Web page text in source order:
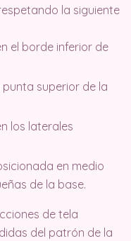
la siguiente
el borde inferior de
superior de la
los laterales
en medio
de la base.
de tela
del patrón de la